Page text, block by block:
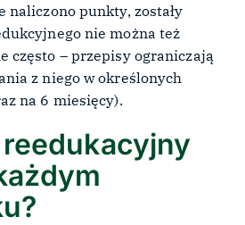
naliczono punkty, zostały
nie można też
często – przepisy ograniczają
z niego w określonych
na 6 miesięcy).